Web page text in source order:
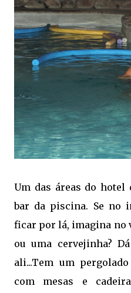
Um das áreas do
bar da piscina. Se no
ficar por lá, imagina no
ou uma cervejinha?
ali...Tem um
com mesas e